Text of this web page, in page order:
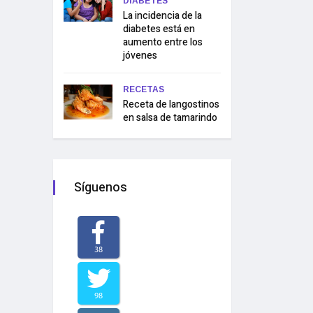
La incidencia de la
diabetes está en
aumento entre los
jóvenes
RECETAS
Receta de langostinos
en salsa de tamarindo
Síguenos
38
98